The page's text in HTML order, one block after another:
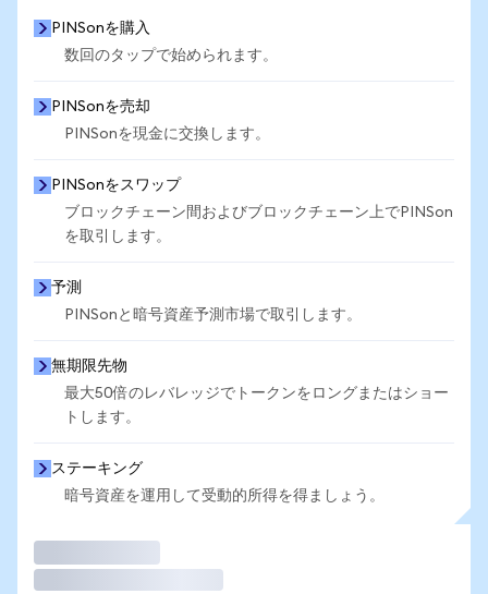
PINSonを購入
数回のタップで始められます。
PINSonを売却
PINSonを現金に交換します。
PINSonをスワップ
ブロックチェーン間およびブロックチェーン上でPINSon
を取引します。
予測
PINSonと暗号資産予測市場で取引します。
無期限先物
最大50倍のレバレッジでトークンをロングまたはショー
トします。
ステーキング
暗号資産を運用して受動的所得を得ましょう。